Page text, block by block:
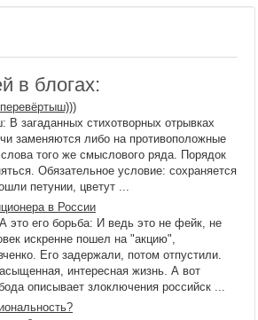
в блогах:
В загаданных стихотворных отрывках
заменяются либо на противоположные
того же смыслового ряда. Порядок
Обязательное условие: сохраняется
петунии, цветут ...
в России
это его борьба: И ведь это не фейк, не
искренне пошел на "акцию",
Его задержали, потом отпустили.
интересная жизнь. А вот
описывает злоключения российск ...